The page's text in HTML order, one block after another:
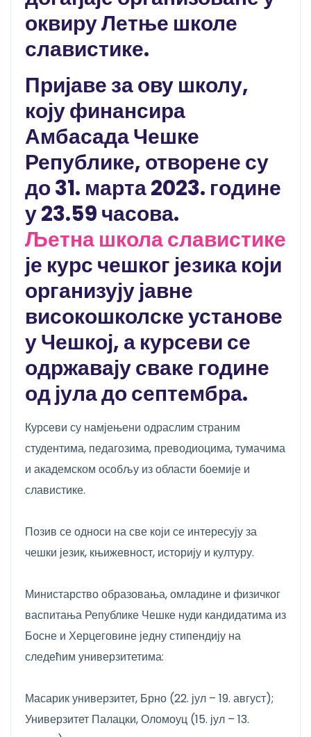
оквиру Летње школе
славистике.
Пријаве за ову школу,
коју финансира
Амбасада Чешке
Републике, отворене су
до 31. марта 2023. године
у 23.59 часова.
Љетна школа славистике
је курс чешког језика који
организују јавне
високошколске установе
у Чешкој, а курсеви се
одржавају сваке године
од јула до септембра.
Курсеви су намјењени одраслим страним
студентима, педагозима, преводиоцима, тумачима
и академском особљу из области боемије и
славистике.
Позив се односи на све који се интересују за
чешки језик, књижевност, историју и културу.
Министарство образовања, омладине и физичког
васпитања Републике Чешке нуди кандидатима из
Босне и Херцеговине једну стипендију на
следећим универзитетима:
Масарик универзитет, Брно (22. јул – 19. август);
Универзитет Палацки, Оломоуц (15. јул – 13.